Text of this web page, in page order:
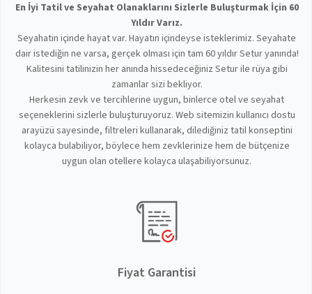
En İyi Tatil ve Seyahat Olanaklarını Sizlerle Buluşturmak İçin 60
Yıldır Varız.
Seyahatin içinde hayat var. Hayatın içindeyse isteklerimiz. Seyahate
dair istediğin ne varsa, gerçek olması için tam 60 yıldır Setur yanında!
Kalitesini tatilinizin her anında hissedeceğiniz Setur ile rüya gibi
zamanlar sizi bekliyor.
Herkesin zevk ve tercihlerine uygun, binlerce otel ve seyahat
seçeneklerini sizlerle buluşturuyoruz. Web sitemizin kullanıcı dostu
arayüzü sayesinde, filtreleri kullanarak, dilediğiniz tatil konseptini
kolayca bulabiliyor, böylece hem zevklerinize hem de bütçenize
uygun olan otellere kolayca ulaşabiliyorsunuz.
Fiyat Garantisi